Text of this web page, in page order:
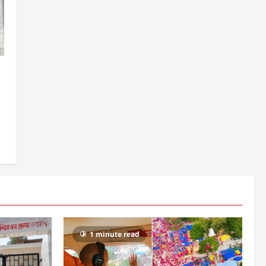
1 minute read